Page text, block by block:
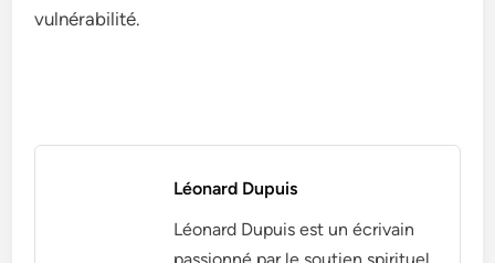
vulnérabilité.
Léonard Dupuis
Léonard Dupuis est un écrivain
passionné par le soutien spirituel